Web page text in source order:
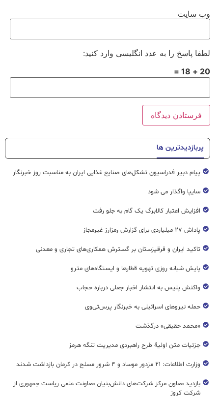
وب‌ سایت
لطفا پاسخ را به عدد انگلیسی وارد کنید:
20 + 18 =
پربازدیدترین ها
پیام دبیر فدراسیون تشکل‌های صنایع غذایی ایران به مناسبت روز خبرنگار
سایپا واگذار می شود
افزایش اعتبار کالابرگ یک گام به جلو رفت
پاداش ۲۷ میلیاردی برای گزارش رمزارز غیرمجاز
تاکید ایران و قرقیزستان بر گسترش همکاری‌های تجاری و معدنی
پایش شبانه روزی تهویه قطار‌ها و ایستگاه‌های مترو
واکنش پلیس به انتشار اخبار جعلی درباره حجاب
حمله نیروهای اسرائیلی به خبرنگار پرس‌تی‌وی
«محمد حقیقی» درگذشت
جزئیات متن اولیۀ طرح راهبردی مدیریت تنگه هرمز
وزارت اطلاعات: ۲۱ مزدور موساد و ۴ شرور مسلح در کرمان بازداشت شدند
بازدید معاون مرکز شرکت‌های دانش‌بنیان معاونت علمی ریاست جمهوری از
شرکت کروز